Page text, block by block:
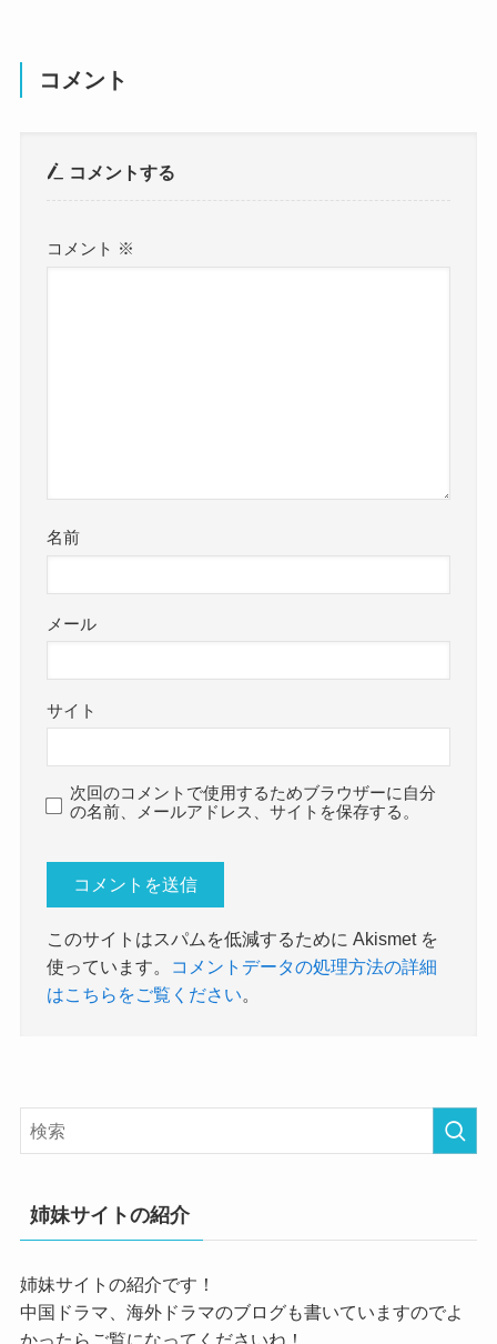
コメント
コメントする
コメント ※
名前
メール
サイト
次回のコメントで使用するためブラウザーに自分
の名前、メールアドレス、サイトを保存する。
このサイトはスパムを低減するために Akismet を
使っています。
コメントデータの処理方法の詳細
はこちらをご覧ください。
姉妹サイトの紹介
姉妹サイトの紹介です！
中国ドラマ、海外ドラマのブログも書いていますのでよ
かったらご覧になってくださいね！